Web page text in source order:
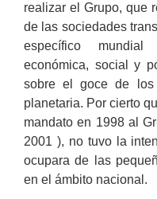
realizar el Grupo, que
de las sociedades
específico mundial
económica, social y
sobre el goce de los
planetaria. Por cierto
mandato en 1998 al
2001 ), no tuvo la
ocupara de las
en el ámbito nacional.